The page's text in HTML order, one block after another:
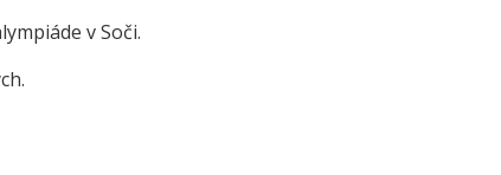
v Soči.